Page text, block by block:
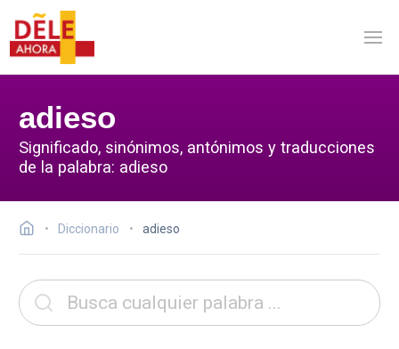
adieso
Significado, sinónimos, antónimos y traducciones
de la palabra: adieso
Diccionario adieso